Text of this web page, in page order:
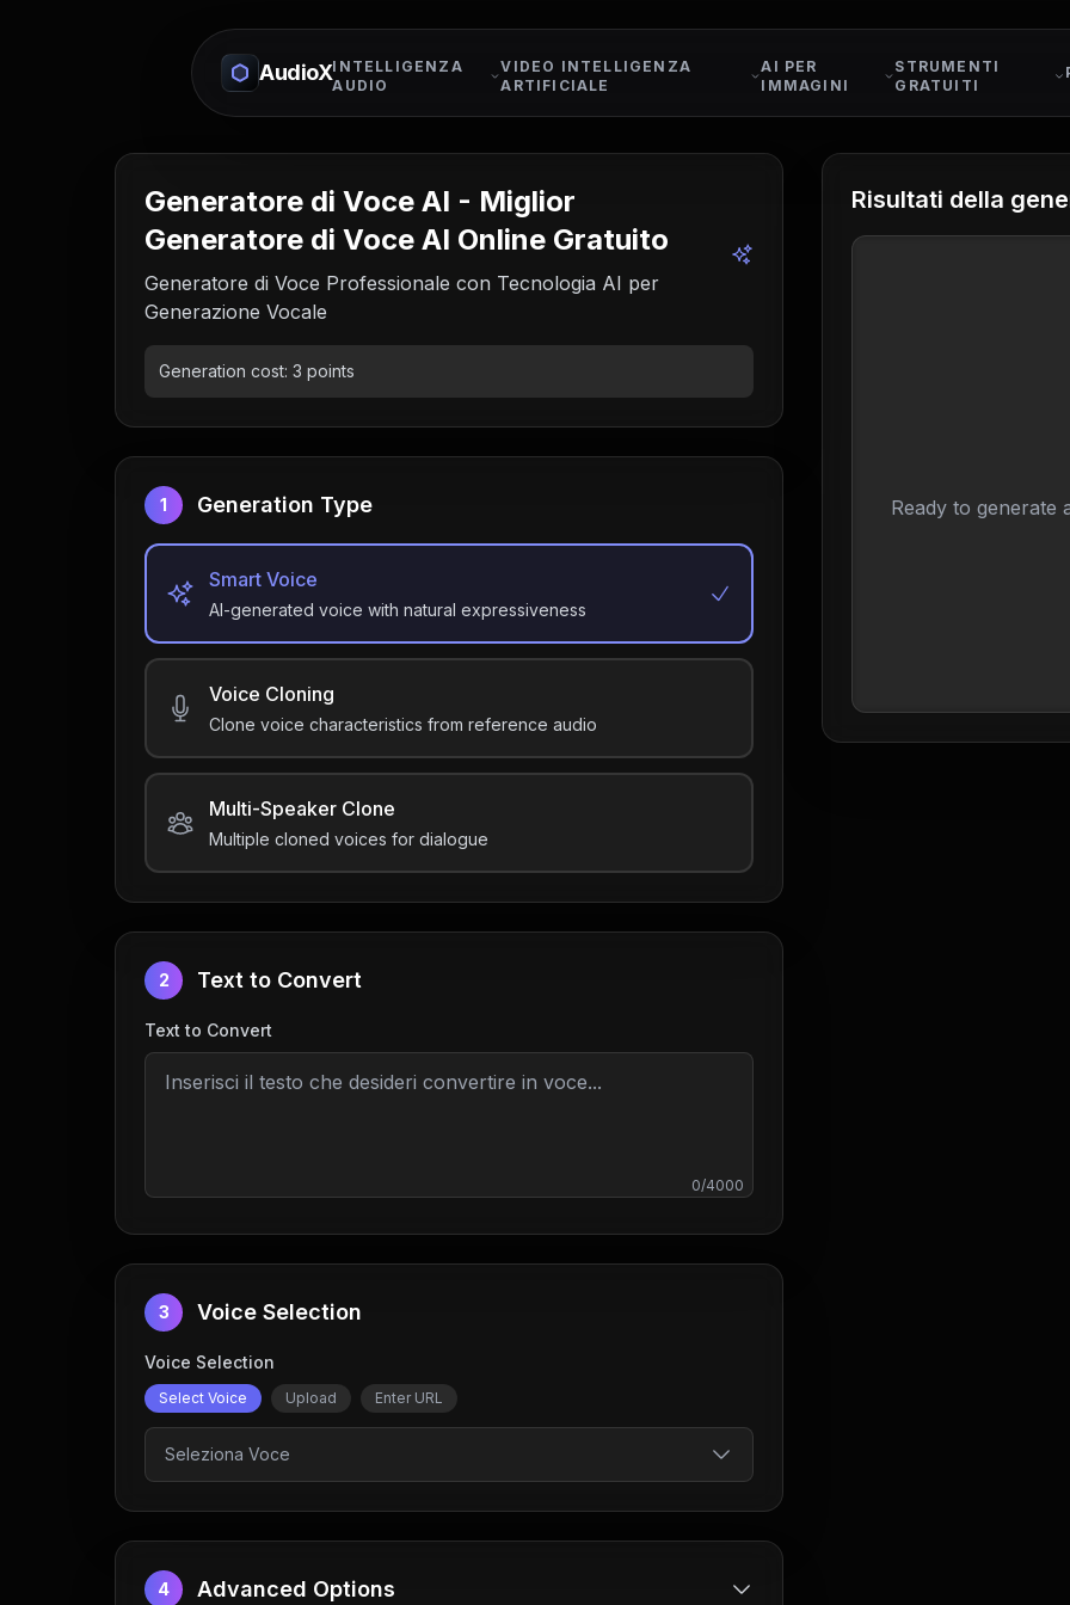
AudioXINTELLIGENZA
AUDIO
VIDEO INTELLIGENZA
ARTIFICIALE
AI PER
IMMAGINI
STRUMENTI
GRATUITI
Generatore di Voce AI - Miglior
Generatore di Voce AI Online Gratuito
Generatore di Voce Professionale con Tecnologia AI per
Generazione Vocale
Generation cost: 3 points
1 Generation Type
Smart Voice
AI-generated voice with natural expressiveness
Voice Cloning
Clone voice characteristics from reference audio
Multi-Speaker Clone
Multiple cloned voices for dialogue
2 Text to Convert
Text to Convert
0/4000
3 Voice Selection
Voice Selection
Select Voice Upload Enter URL
Seleziona Voce
4 Advanced Options
Risultati della
Ready to generate